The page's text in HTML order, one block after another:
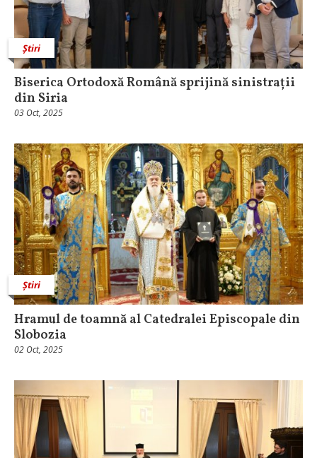
Știri
Biserica Ortodoxă Română sprijină sinistrații
din Siria
03 Oct, 2025
Știri
Hramul de toamnă al Catedralei Episcopale din
Slobozia
02 Oct, 2025